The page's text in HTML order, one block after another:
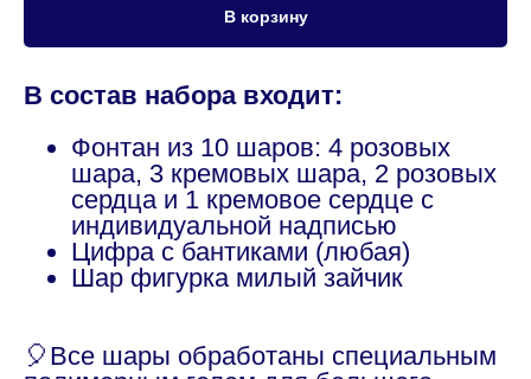
В корзину
В состав набора входит:
Фонтан из 10 шаров: 4 розовых
шара, 3 кремовых шара, 2 розовых
сердца и 1 кремовое сердце с
индивидуальной надписью
Цифра с бантиками (любая)
Шар фигурка милый зайчик
🎈Все шары обработаны специальным